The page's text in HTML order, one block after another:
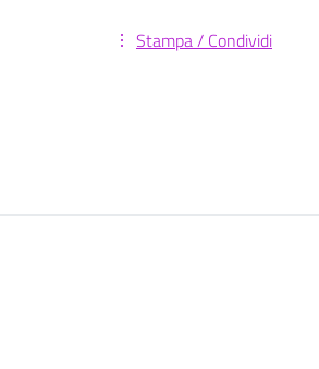
Stampa / Condividi